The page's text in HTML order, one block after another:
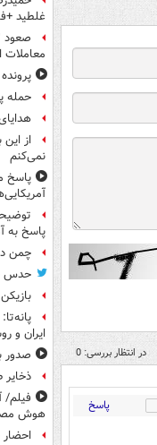
در انتظار بررسی: 0
پاسخ
غلطید
معاملات
حمله
هدایای
از
نمی‌کنم
پاسخ
پاسخ به
چمن
حدس
ایران و
صدور برگه
فیلم/
هوش
احضار